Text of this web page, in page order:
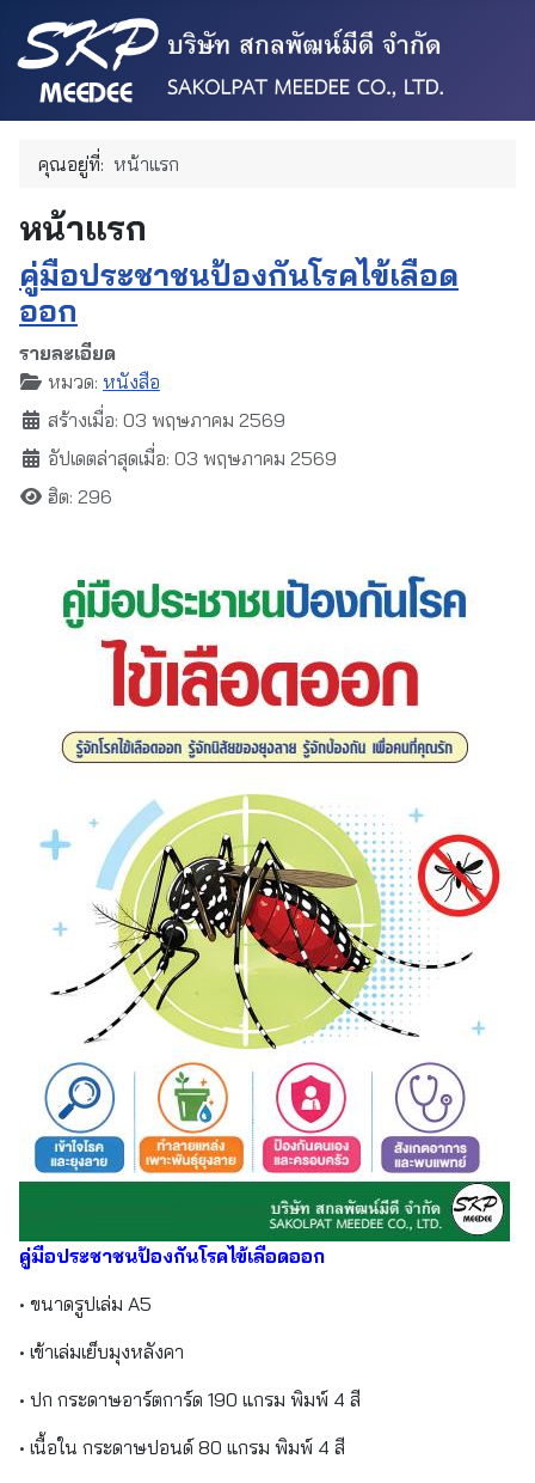
คุณอยู่ที่: หน้าแรก
หน้าแรก
คู่มือประชาชนป้องกันโรคไข้เลือด
ออก
รายละเอียด
หมวด: หนังสือ
สร้างเมื่อ: 03 พฤษภาคม 2569
อัปเดตล่าสุดเมื่อ: 03 พฤษภาคม 2569
ฮิต: 296
คู่มือประชาชนป้องกันโรคไข้เลือดออก
• ขนาดรูปเล่ม A5
• เข้าเล่มเย็บมุงหลังคา
• ปก กระดาษอาร์ตการ์ด 190 แกรม พิมพ์ 4 สี
• เนื้อใน กระดาษปอนด์ 80 แกรม พิมพ์ 4 สี